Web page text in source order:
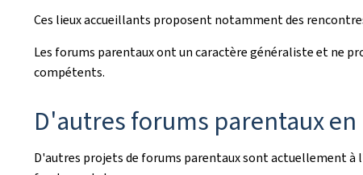
Ces lieux accueillants proposent notamment des
Les forums parentaux ont un caractère généraliste et ne
compétents.
D'autres forums parentaux
D'autres projets de forums parentaux sont actuellement à